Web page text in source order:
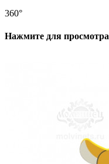
360°
Нажмите для просмотра